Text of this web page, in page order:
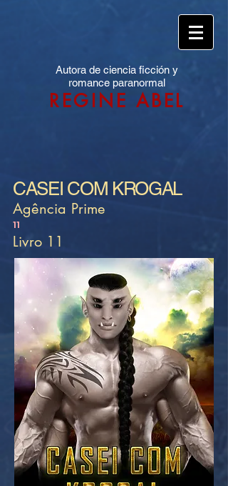
Autora de ciencia ficción y
romance paranormal
REGINE ABEL
CASEI COM KROGAL
Agência Prime
11
Livro 11